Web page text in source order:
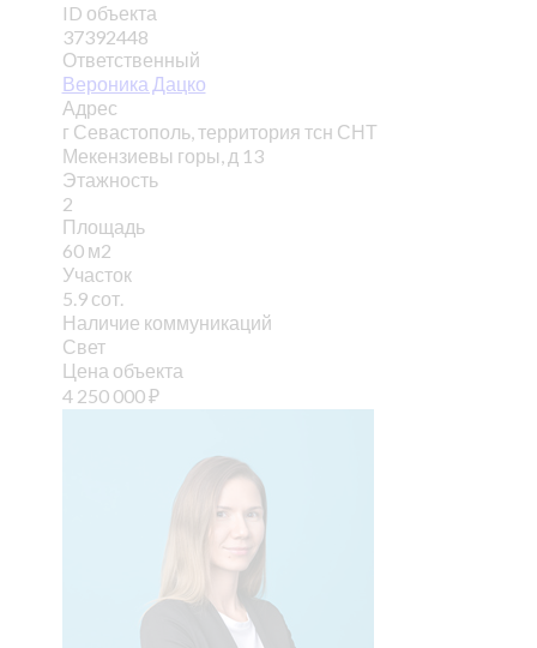
ID объекта
37392448
Ответственный
Вероника Дацко
Адрес
г Севастополь, территория тсн СНТ
Мекензиевы горы, д 13
Этажность
2
Площадь
60 м2
Участок
5.9 сот.
Наличие коммуникаций
Свет
Цена объекта
4 250 000₽